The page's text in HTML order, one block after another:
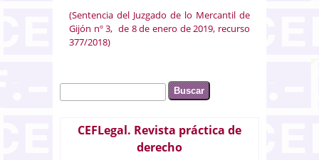
(Sentencia del Juzgado de lo Mercantil de
Gijón nº 3, de 8 de enero de 2019, recurso
377/2018)
Formulario de búsqueda
Buscar
CEFLegal. Revista práctica de
derecho